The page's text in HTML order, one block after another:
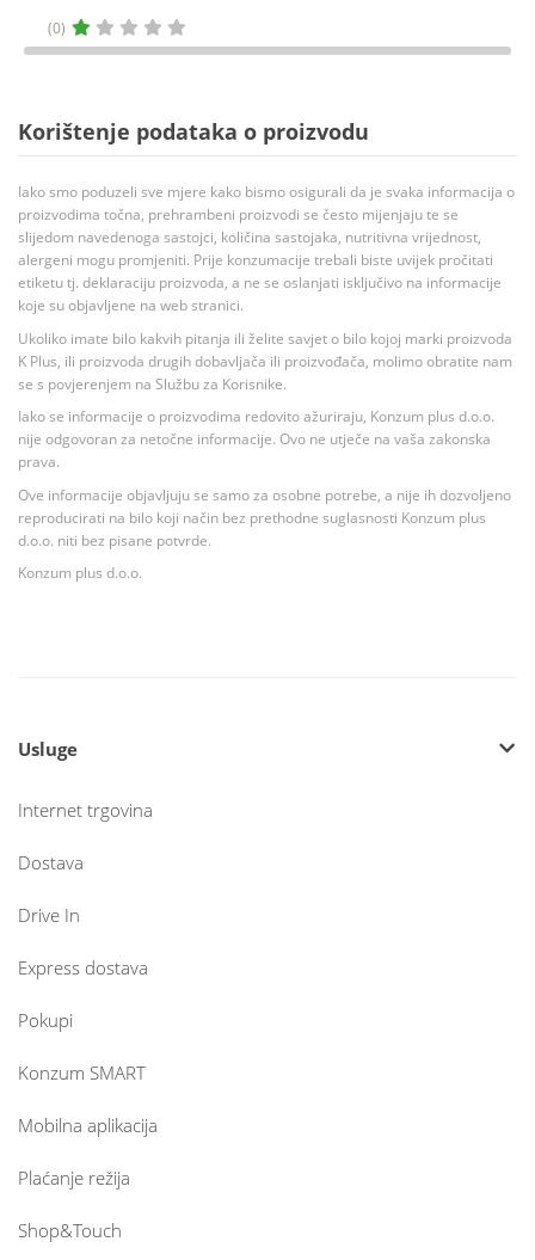
(0)
Korištenje podataka o proizvodu
Iako smo poduzeli sve mjere kako bismo osigurali da je svaka informacija o
proizvodima točna, prehrambeni proizvodi se često mijenjaju te se
slijedom navedenoga sastojci, količina sastojaka, nutritivna vrijednost,
alergeni mogu promjeniti. Prije konzumacije trebali biste uvijek pročitati
etiketu tj. deklaraciju proizvoda, a ne se oslanjati isključivo na informacije
koje su objavljene na web stranici.
Ukoliko imate bilo kakvih pitanja ili želite savjet o bilo kojoj marki proizvoda
K Plus, ili proizvoda drugih dobavljača ili proizvođača, molimo obratite nam
se s povjerenjem na Službu za Korisnike.
Iako se informacije o proizvodima redovito ažuriraju, Konzum plus d.o.o.
nije odgovoran za netočne informacije. Ovo ne utječe na vaša zakonska
prava.
Ove informacije objavljuju se samo za osobne potrebe, a nije ih dozvoljeno
reproducirati na bilo koji način bez prethodne suglasnosti Konzum plus
d.o.o. niti bez pisane potvrde.
Konzum plus d.o.o.
Usluge
Internet trgovina
Dostava
Drive In
Express dostava
Pokupi
Konzum SMART
Mobilna aplikacija
Plaćanje režija
Shop&Touch